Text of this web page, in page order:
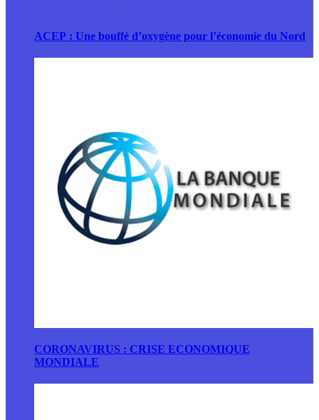
ACEP : Une bouffé d’oxygène pour l’économie du Nord
CORONAVIRUS : CRISE ECONOMIQUE
MONDIALE